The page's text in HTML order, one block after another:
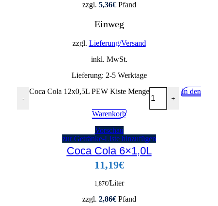
zzgl. 5,36€Pfand
Einweg
zzgl. Lieferung/Versand
inkl. MwSt.
Lieferung: 2-5 Werktage
-
Coca Cola 12x0,5L PEW Kiste Menge
+
In den
Warenkorb
Vorschau
zur Getränke-Liste hinzufügen
Coca Cola 6×1,0L
11,19€
1,87€/Liter
zzgl. 2,86€Pfand